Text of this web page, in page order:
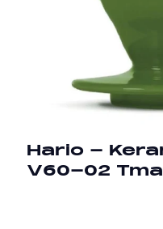
Hario -
V60-02